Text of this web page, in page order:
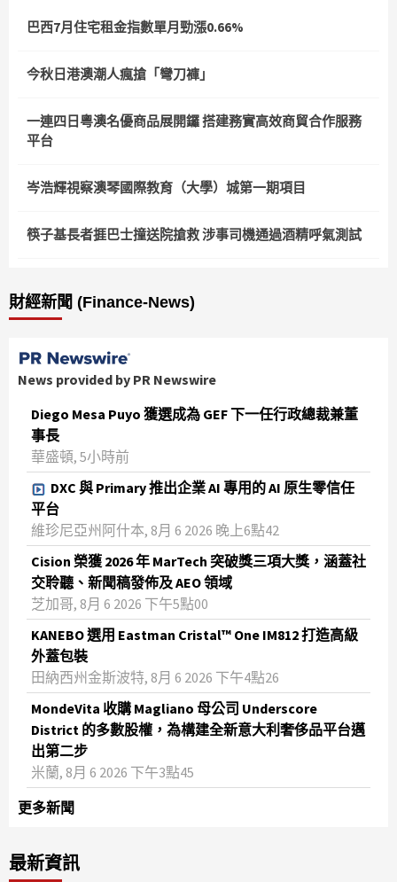
巴西7月住宅租金指數單月勁漲0.66%
今秋日港澳潮人瘋搶「彎刀褲」
一連四日粵澳名優商品展開鑼 搭建務實高效商貿合作服務
平台
岑浩輝視察澳琴國際教育（大學）城第一期項目
筷子基長者捱巴士撞送院搶救 涉事司機通過酒精呼氣測試
財經新聞 (Finance-News)
News provided by PR Newswire
Diego Mesa Puyo 獲選成為 GEF 下一任行政總裁兼董
事長
華盛頓, 5小時前
DXC 與 Primary 推出企業 AI 專用的 AI 原生零信任
平台
維珍尼亞州阿什本, 8月 6 2026 晚上6點42
Cision 榮獲 2026 年 MarTech 突破獎三項大獎，涵蓋社
交聆聽、新聞稿發佈及 AEO 領域
芝加哥, 8月 6 2026 下午5點00
KANEBO 選用 Eastman Cristal™ One IM812 打造高級
外蓋包裝
田納西州金斯波特, 8月 6 2026 下午4點26
MondeVita 收購 Magliano 母公司 Underscore
District 的多數股權，為構建全新意大利奢侈品平台邁
出第二步
米蘭, 8月 6 2026 下午3點45
更多新聞
最新資訊